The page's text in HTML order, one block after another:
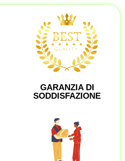
GARANZIA DI
SODDISFAZIONE